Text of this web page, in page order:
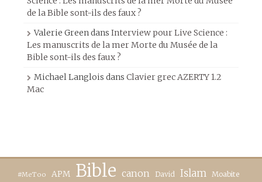
de la Bible sont-ils des faux ?
Valerie Greendans Interview pour Live Science :
Les manuscrits de la mer Morte du Musée de la
Bible sont-ils des faux ?
Michael Langlois dans Clavier grec AZERTY 1.2
Mac
#MeToo APM Bible canon David Islam Moabite